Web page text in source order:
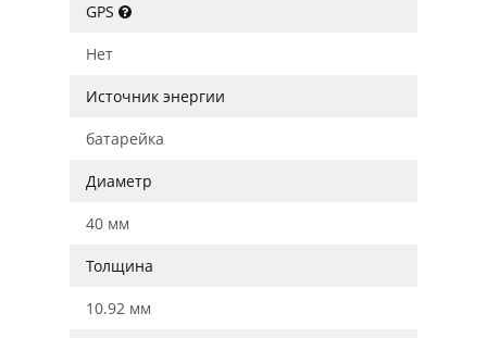
GPS
Нет
Источник энергии
батарейка
Диаметр
40 мм
Толщина
10.92 мм